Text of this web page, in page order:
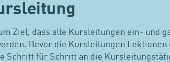
Ziel, dass alle Kursleitungen ein- und
Bevor die Kursleitungen Lektionen
Schritt für Schritt an die